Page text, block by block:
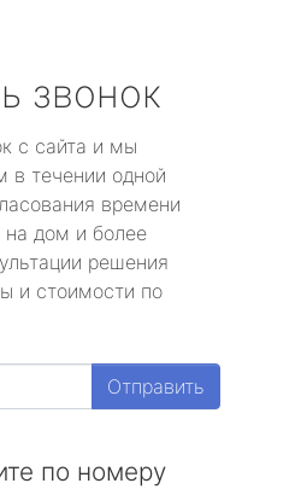
звонок
с сайта и мы
в течении одной
времени
на дом и более
решения
и стоимости по
Отправить
по номеру